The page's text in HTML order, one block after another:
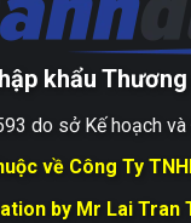
khẩu
do sở Kế hoạch
về Công Ty
by Mr Lai Tran